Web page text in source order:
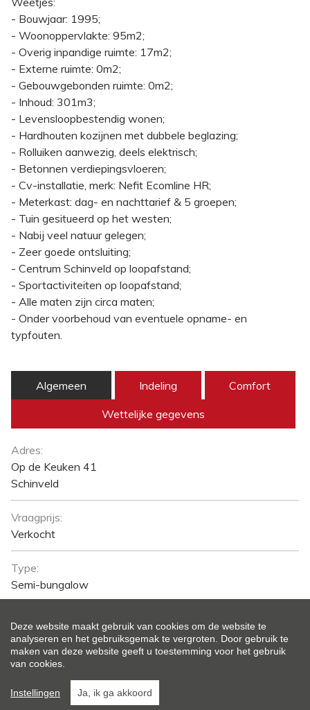
- Bouwjaar: 1995;
- Woonoppervlakte: 95m2;
- Overig inpandige ruimte: 17m2;
- Externe ruimte: 0m2;
- Gebouwgebonden ruimte: 0m2;
- Inhoud: 301m3;
- Levensloopbestendig wonen;
- Hardhouten kozijnen met dubbele beglazing;
- Rolluiken aanwezig, deels elektrisch;
- Betonnen verdiepingsvloeren;
- Cv-installatie, merk: Nefit Ecomline HR;
- Meterkast: dag- en nachttarief & 5 groepen;
- Tuin gesitueerd op het westen;
- Nabij veel natuur gelegen;
- Zeer goede ontsluiting;
- Centrum Schinveld op loopafstand;
- Sportactiviteiten op loopafstand;
- Alle maten zijn circa maten;
- Onder voorbehoud van eventuele opname- en
typfouten.
Algemeen Indeling Comfort
Wettelijke gegevens
Algemeen
Adres:
Op de Keuken 41
Schinveld
Vraagprijs:
Verkocht
Type:
Semi-bungalow
Aan bosrand, Aan park, Aan rustige weg, Bosrijke
omgeving
296 m²
Deze website maakt gebruik van cookies om de website te
analyseren en het gebruiksgemak te vergroten. Door gebruik te
maken van deze website geeft u toestemming voor het gebruik
van cookies.
Instellingen Ja, ik ga akkoord